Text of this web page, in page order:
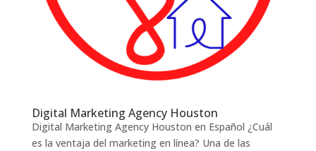
Digital Marketing Agency Houston
Digital Marketing Agency Houston en Español ¿Cuál
es la ventaja del marketing en línea? Una de las